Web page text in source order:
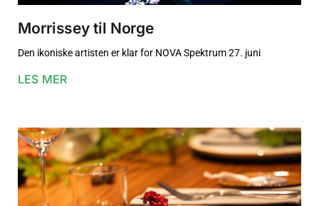
Morrissey til Norge
Den ikoniske artisten er klar for NOVA Spektrum 27. juni
LES MER